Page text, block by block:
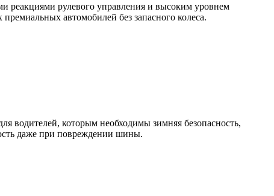
реакциями рулевого управления и высоким уровнем
автомобилей без запасного колеса.
водителей, которым необходимы зимняя безопасность,
даже при повреждении шины.